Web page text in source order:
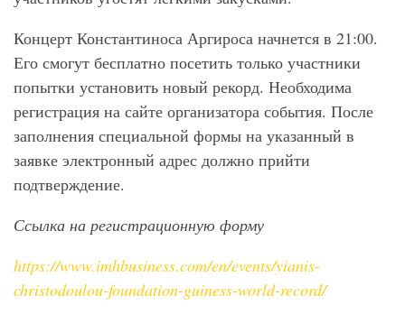
Концерт Константиноса Аргироса начнется в 21:00.
Его смогут бесплатно посетить только участники
попытки установить новый рекорд. Необходима
регистрация на сайте организатора события. После
заполнения специальной формы на указанный в
заявке электронный адрес должно прийти
подтверждение.
Ссылка на регистрационную форму
https://www.imhbusiness.com/en/events/yianis-
christodoulou-foundation-guiness-world-record/